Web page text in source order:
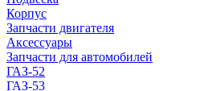
Корпус
Запчасти двигателя
Аксессуары
Запчасти для автомобилей
ГАЗ-52
ГАЗ-53